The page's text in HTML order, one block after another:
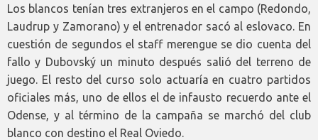
Los blancos tenían tres extranjeros en el campo (Redondo,
Laudrup y Zamorano) y el entrenador sacó al eslovaco. En
cuestión de segundos el staff merengue se dio cuenta del
fallo y Dubovský un minuto después salió del terreno de
juego. El resto del curso solo actuaría en cuatro partidos
oficiales más, uno de ellos el de infausto recuerdo ante el
Odense, y al término de la campaña se marchó del club
blanco con destino el Real Oviedo.